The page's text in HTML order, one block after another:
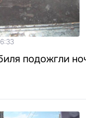
подожгли